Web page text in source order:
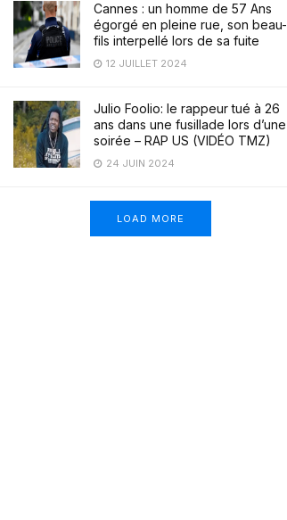
Cannes : un homme de 57 Ans
égorgé en pleine rue, son beau-
fils interpellé lors de sa fuite
12 JUILLET 2024
Julio Foolio: le rappeur tué à 26
ans dans une fusillade lors d’une
soirée – RAP US (VIDÉO TMZ)
24 JUIN 2024
LOAD MORE